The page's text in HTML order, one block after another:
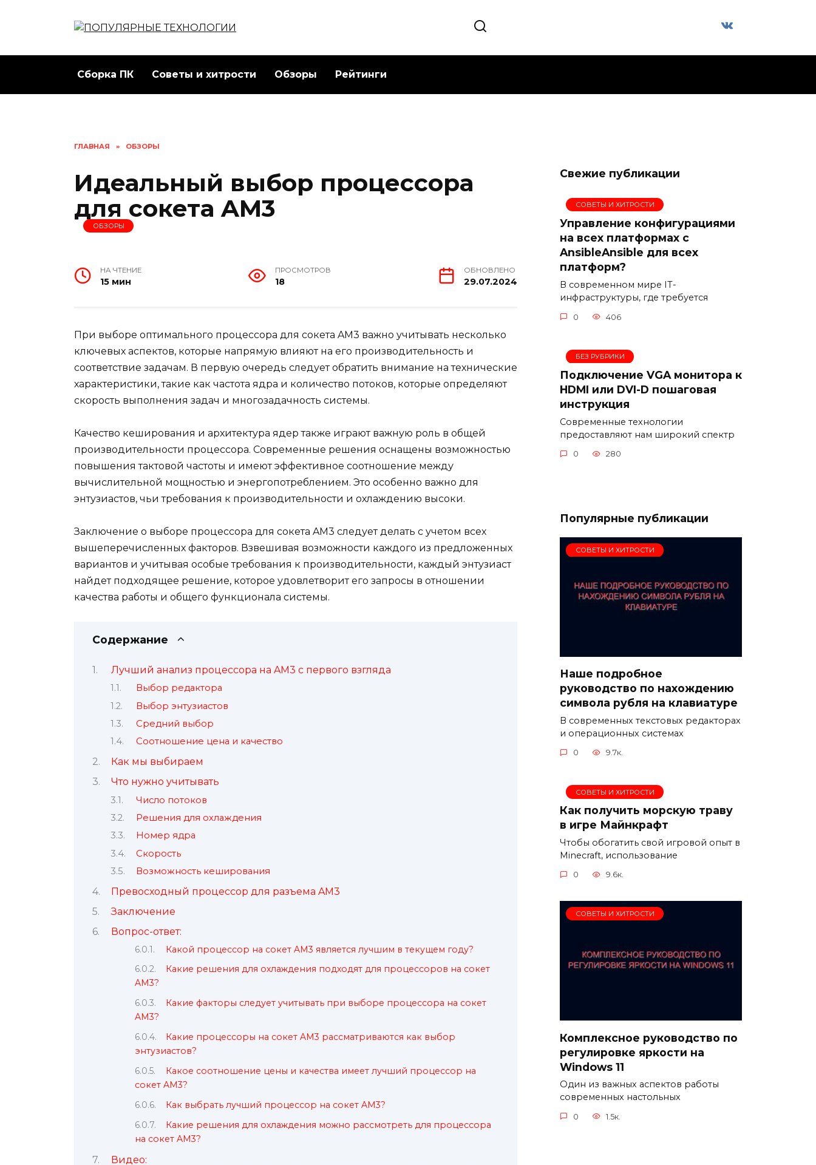
Сборка ПК Советы и хитрости Обзоры Рейтинги
ГЛАВНАЯ » ОБЗОРЫ
Идеальный выбор процессора
для сокета AM3
ОБЗОРЫ
НА ЧТЕНИЕ
15 мин
ПРОСМОТРОВ
18
ОБНОВЛЕНО
29.07.2024
При выборе оптимального процессора для сокета AM3 важно учитывать несколько
ключевых аспектов, которые напрямую влияют на его производительность и
соответствие задачам. В первую очередь следует обратить внимание на технические
характеристики, такие как частота ядра и количество потоков, которые определяют
скорость выполнения задач и многозадачность системы.
Качество кеширования и архитектура ядер также играют важную роль в общей
производительности процессора. Современные решения оснащены возможностью
повышения тактовой частоты и имеют эффективное соотношение между
вычислительной мощностью и энергопотреблением. Это особенно важно для
энтузиастов, чьи требования к производительности и охлаждению высоки.
Заключение о выборе процессора для сокета AM3 следует делать с учетом всех
вышеперечисленных факторов. Взвешивая возможности каждого из предложенных
вариантов и учитывая особые требования к производительности, каждый энтузиаст
найдет подходящее решение, которое удовлетворит его запросы в отношении
качества работы и общего функционала системы.
Содержание
Лучший анализ процессора на AM3 с первого взгляда
Выбор редактора
Выбор энтузиастов
Средний выбор
Соотношение цена и качество
Как мы выбираем
Что нужно учитывать
Число потоков
Решения для охлаждения
Номер ядра
Скорость
Возможность кеширования
Превосходный процессор для разъема AM3
Заключение
Вопрос-ответ:
Какой процессор на сокет AM3 является лучшим в текущем году?
Какие решения для охлаждения подходят для процессоров на сокет
AM3?
Какие факторы следует учитывать при выборе процессора на сокет
AM3?
Какие процессоры на сокет AM3 рассматриваются как выбор
энтузиастов?
Какое соотношение цены и качества имеет лучший процессор на
сокет AM3?
Как выбрать лучший процессор на сокет AM3?
Какие решения для охлаждения можно рассмотреть для процессора
на сокет AM3?
Видео:
Свежие публикации
СОВЕТЫ И ХИТРОСТИ
Управление конфигурациями
на всех платформах с
AnsibleAnsible для всех
платформ?
В современном мире IT-
инфраструктуры, где требуется
0 406
БЕЗ РУБРИКИ
Подключение VGA монитора к
HDMI или DVI-D пошаговая
инструкция
Современные технологии
предоставляют нам широкий спектр
0 280
Популярные публикации
СОВЕТЫ И ХИТРОСТИ
Наше подробное
руководство по нахождению
символа рубля на клавиатуре
В современных текстовых редакторах
и операционных системах
0 9.7к.
СОВЕТЫ И ХИТРОСТИ
Как получить морскую траву
в игре Майнкрафт
Чтобы обогатить свой игровой опыт в
Minecraft, использование
0 9.6к.
СОВЕТЫ И ХИТРОСТИ
Комплексное руководство по
регулировке яркости на
Windows 11
Один из важных аспектов работы
современных настольных
0 1.5к.